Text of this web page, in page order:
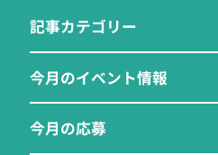
記事カテゴリー
今月のイベント情報
今月の応募